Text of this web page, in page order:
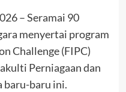
– Seramai 90
menyertai program
Challenge (FIPC)
Perniagaan dan
baru-baru ini.